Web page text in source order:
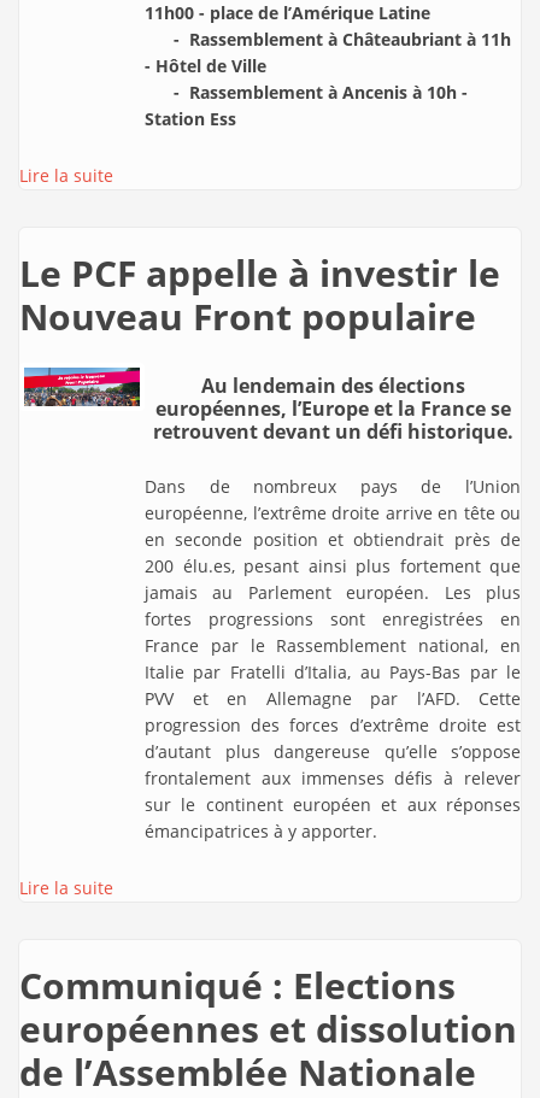
11h00 - place de l’Amérique Latine
- Rassemblement à Châteaubriant à 11h
- Hôtel de Ville
- Rassemblement à Ancenis à 10h -
Station Ess
Lire la suite
Le PCF appelle à investir le
Nouveau Front populaire
Au lendemain des élections
européennes, l’Europe et la France se
retrouvent devant un défi historique.
Dans de nombreux pays de l’Union
européenne, l’extrême droite arrive en tête ou
en seconde position et obtiendrait près de
200 élu.es, pesant ainsi plus fortement que
jamais au Parlement européen. Les plus
fortes progressions sont enregistrées en
France par le Rassemblement national, en
Italie par Fratelli d’Italia, au Pays-Bas par le
PVV et en Allemagne par l’AFD. Cette
progression des forces d’extrême droite est
d’autant plus dangereuse qu’elle s’oppose
frontalement aux immenses défis à relever
sur le continent européen et aux réponses
émancipatrices à y apporter.
Lire la suite
Communiqué : Elections
européennes et dissolution
de l’Assemblée Nationale